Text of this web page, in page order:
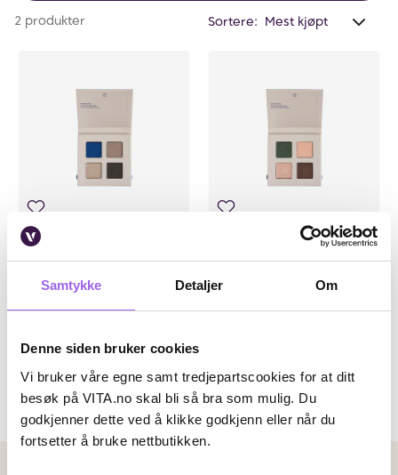
Samtykke Detaljer Om
Denne siden bruker cookies
Vi bruker våre egne samt tredjepartscookies for at ditt
besøk på VITA.no skal bli så bra som mulig. Du
godkjenner dette ved å klikke godkjenn eller når du
fortsetter å bruke nettbutikken.
2 produkter Sortere:
Korres
Korres Real Color Eyeshadow
Palette Smokey Sea
Kjøp
Karakter:
4.0 av 5 mulige
Korres
Korres Real Color Eyeshadow
Palette Forest Nudes
Kjøp